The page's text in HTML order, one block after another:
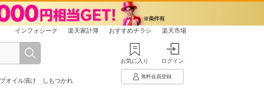
インフォシーク 楽天家計簿 おすすめチラシ 楽天市場
オイル漬け しもつかれ
お気に入り ログイン
無料会員登録